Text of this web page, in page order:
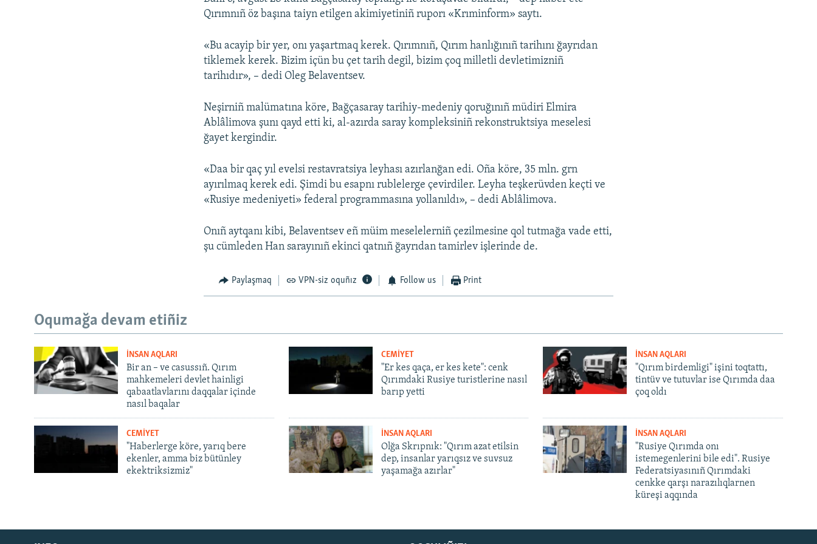
Русский
Qırımnıñ öz başına taiyn etilgen akimiyetiniñ ruporı «Krıminform» saytı.
«Bu acayip bir yer, onı yaşartmaq kerek. Qırımnıñ, Qırım hanlığınıñ tarihını ğayrıdan
tiklemek kerek. Bizim içün bu çet tarih degil, bizim çoq milletli devletimizniñ
tarihıdır», – dedi Oleg Belaventsev.
Neşirniñ malümatına köre, Bağçasaray tarihiy-medeniy qoruğınıñ müdiri Elmira
Ablâlimova şunı qayd etti ki, al-azırda saray kompleksiniñ rekonstruktsiya meselesi
ğayet kergindir.
«Daa bir qaç yıl evelsi restavratsiya leyhası azırlanğan edi. Oña köre, 35 mln. grn
ayırılmaq kerek edi. Şimdi bu esapnı rublelerge çevirdiler. Leyha teşkerüvden keçti ve
«Rusiye medeniyeti» federal programmasına yollanıldı», – dedi Ablâlimova.
Onıñ aytqanı kibi, Belaventsev eñ müim meselelerniñ çezilmesine qol tutmağa vade etti,
şu cümleden Han sarayınıñ ekinci qatnıñ ğayrıdan tamirlev işlerinde de.
Paylaşmaq VPN-siz oquñız Follow us Print
Oqumağa devam etiñiz
İNSAN AQLARI
Bir an – ve casussıñ. Qırım
mahkemeleri devlet hainligi
qabaatlavlarını daqqalar içinde
nasıl baqalar
CEMİYET
"Er kes qaça, er kes kete": cenk
Qırımdaki Rusiye turistlerine nasıl
barıp yetti
İNSAN AQLARI
"Qırım birdemligi" işini toqtattı,
tintüv ve tutuvlar ise Qırımda daa
çoq oldı
CEMİYET
"Haberlerge köre, yarıq bere
ekenler, amma biz bütünley
ekektriksizmiz"
İNSAN AQLARI
Olğa Skrıpnık: "Qırım azat etilsin
dep, insanlar yarıqsız ve suvsuz
yaşamağa azırlar"
İNSAN AQLARI
"Rusiye Qırımda onı
istemegenlerini bile edi". Rusiye
Federatsiyasınıñ Qırımdaki
cenkke qarşı narazılıqlarnen
küreşi aqqında